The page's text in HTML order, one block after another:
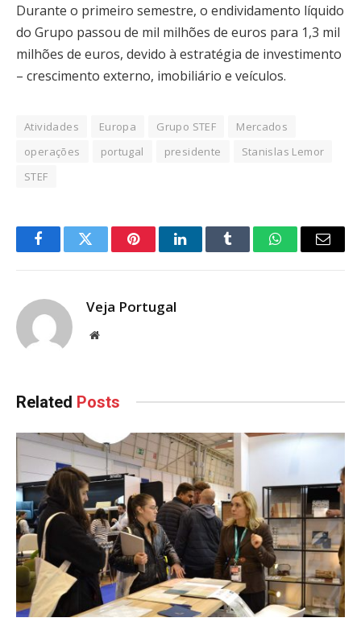
Durante o primeiro semestre, o endividamento líquido
do Grupo passou de mil milhões de euros para 1,3 mil
milhões de euros, devido à estratégia de investimento
– crescimento externo, imobiliário e veículos.
Atividades Europa Grupo STEF
Mercados
operações
portugal presidente
Stanislas Lemor
STEF
FacebookTwitter PinterestLinkedInTumblr WhatsAppEmail
Veja Portugal
Website
Related Posts